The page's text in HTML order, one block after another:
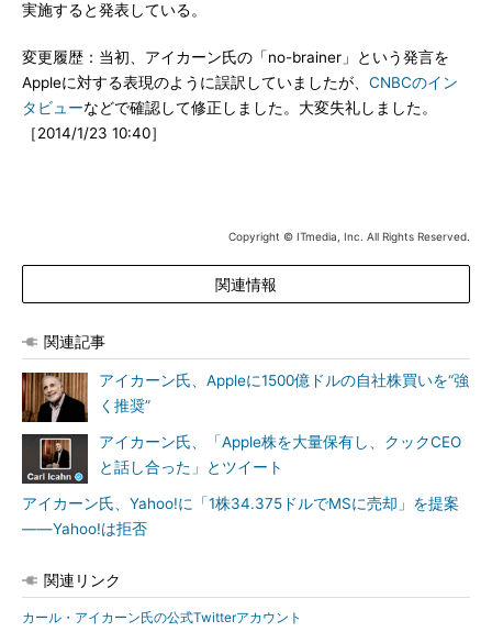
実施すると発表している。
変更履歴：当初、アイカーン氏の「no-brainer」という発言を
Appleに対する表現のように誤訳していましたが、 CNBCのイン
タビューなどで確認して修正しました。大変失礼しました。
［2014/1/23 10:40］
Copyright © ITmedia, Inc. All Rights Reserved.
関連情報
関連記事
アイカーン氏、Appleに1500億ドルの自社株買いを“強
く推奨”
アイカーン氏、「Apple株を大量保有し、クックCEO
と話し合った」とツイート
アイカーン氏、Yahoo!に「1株34.375ドルでMSに売却」を提案
――Yahoo!は拒否
関連リンク
カール・アイカーン氏の公式Twitterアカウント